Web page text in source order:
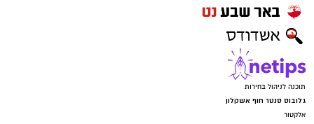
תוכנה לניהול בחירות
גלובוס סנטר חוף אשקלון
אלקטור